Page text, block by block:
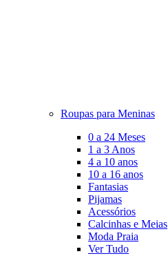
Roupas para Meninas
0 a 24 Meses
1 a 3 Anos
4 a 10 anos
10 a 16 anos
Fantasias
Pijamas
Acessórios
Calcinhas e Meias
Moda Praia
Ver Tudo